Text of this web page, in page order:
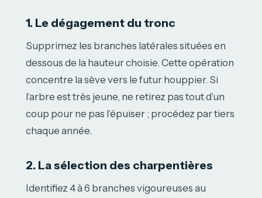
1. Le dégagement du tronc
Supprimez les branches latérales situées en
dessous de la hauteur choisie. Cette opération
concentre la sève vers le futur houppier. Si
l’arbre est très jeune, ne retirez pas tout d’un
coup pour ne pas l’épuiser ; procédez par tiers
chaque année.
2. La sélection des charpentières
Identifiez 4 à 6 branches vigoureuses au